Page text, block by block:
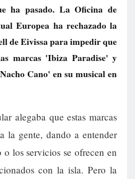
ha pasado. La Oficina de
Europea ha rechazado la
de Eivissa para impedir que
marcas 'Ibiza Paradise' y
Cano' en su musical en
alegaba que estas marcas
la gente, dando a entender
o los servicios se ofrecen en
con la isla. Pero la